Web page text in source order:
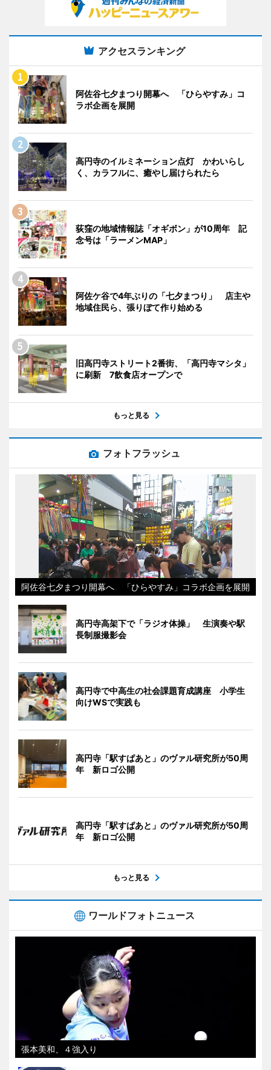
アクセスランキング
阿佐谷七夕まつり開幕へ 「ひらやすみ」コ
ラボ企画を展開
高円寺のイルミネーション点灯 かわいらし
く、カラフルに、癒やし届けられたら
荻窪の地域情報誌「オギボン」が10周年 記
念号は「ラーメンMAP」
阿佐ケ谷で4年ぶりの「七夕まつり」 店主や
地域住民ら、張りぼて作り始める
旧高円寺ストリート2番街、「高円寺マシタ」
に刷新 7飲食店オープンで
もっと見る
フォトフラッシュ
阿佐谷七夕まつり開幕へ 「ひらやすみ」コラボ企画を展開
高円寺高架下で「ラジオ体操」 生演奏や駅
長制服撮影会
高円寺で中高生の社会課題育成講座 小学生
向けWSで実践も
高円寺「駅すぱあと」のヴァル研究所が50周
年 新ロゴ公開
高円寺「駅すぱあと」のヴァル研究所が50周
年 新ロゴ公開
もっと見る
ワールドフォトニュース
張本美和、４強入り